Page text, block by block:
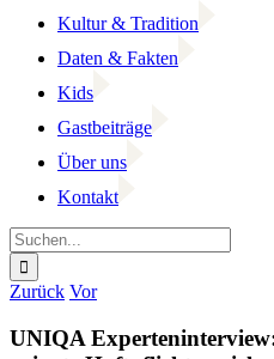
Kultur & Tradition
Daten & Fakten
Kids
Gastbeiträge
Über uns
Kontakt
Suche
nach:
Facebook
YouTube
Instagram
Zurück Vor
UNIQA